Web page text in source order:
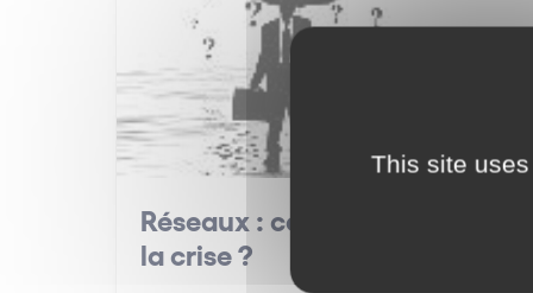
Réseaux : comment traverser
la crise ?
This site